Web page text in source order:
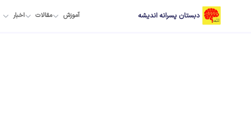
دبستان پسرانه اندیشه آموزش مقالات اخبار